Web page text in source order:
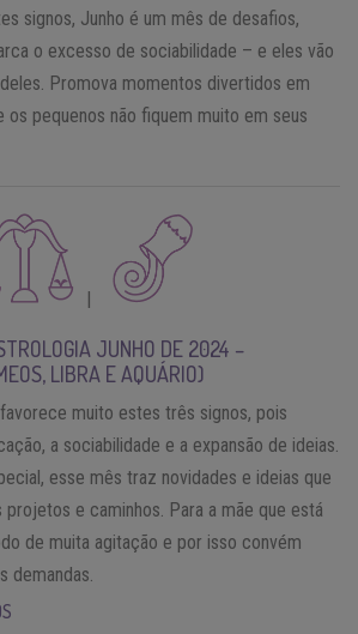
signos, Junho é um mês de desafios,
o excesso de sociabilidade – e eles vão
Promova momentos divertidos em
os pequenos não fiquem muito em seus
JUNHO DE 2024 –
LIBRA E AQUÁRIO)
muito estes três signos, pois
a sociabilidade e a expansão de ideias.
esse mês traz novidades e ideias que
e caminhos. Para a mãe que está
de muita agitação e por isso convém
demandas.